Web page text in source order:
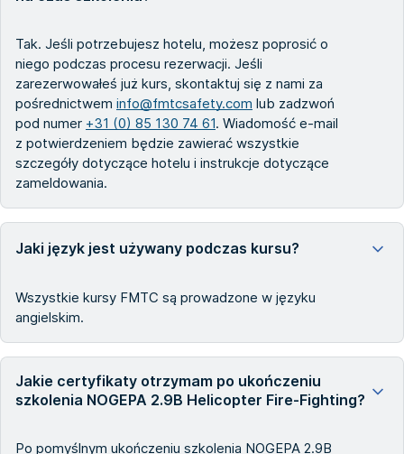
Tak. Jeśli potrzebujesz hotelu, możesz poprosić o
niego podczas procesu rezerwacji. Jeśli
zarezerwowałeś już kurs, skontaktuj się z nami za
pośrednictwem info@fmtcsafety.com lub zadzwoń
pod numer +31 (0) 85 130 74 61. Wiadomość e-mail
z potwierdzeniem będzie zawierać wszystkie
szczegóły dotyczące hotelu i instrukcje dotyczące
zameldowania.
Jaki język jest używany podczas kursu?
Wszystkie kursy FMTC są prowadzone w języku
angielskim.
Jakie certyfikaty otrzymam po ukończeniu
szkolenia NOGEPA 2.9B Helicopter Fire-Fighting?
Po pomyślnym ukończeniu szkolenia NOGEPA 2.9B